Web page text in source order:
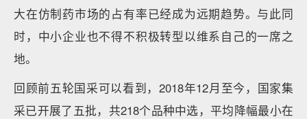
大在仿制药市场的占有率已经成为远期趋势。与此同
时，中小企业也不得不积极转型以维系自己的一席之
地。
回顾前五轮国采可以看到，2018年12月至今，国家集
采已开展了五批，共218个品种中选，平均降幅最小在